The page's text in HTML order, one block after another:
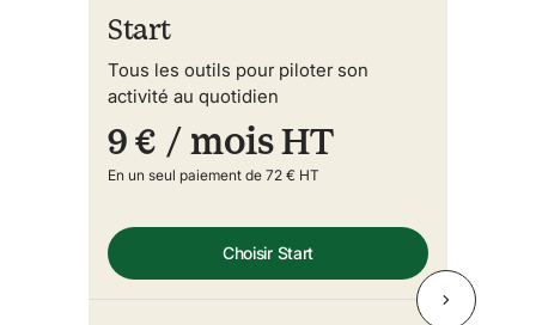
Start
Tous les outils pour piloter son
activité au quotidien
9 € / mois HT
En un seul paiement de 72 € HT
Choisir Start